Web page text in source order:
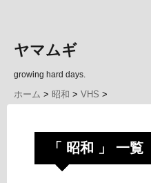
ヤマムギ
growing hard days.
ホーム > 昭和 > VHS >
「 昭和 」 一覧